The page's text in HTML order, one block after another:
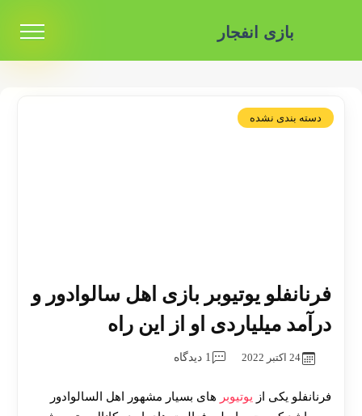
بازی انفجار
دسته بندی نشده
فرنانفلو یوتیوبر بازی اهل سالوادور و
درآمد میلیاردی او از این راه
24 اکتبر 2022 1 دیدگاه
فرنانفلو یکی از یوتیوبر های بسیار مشهور اهل السالوادور